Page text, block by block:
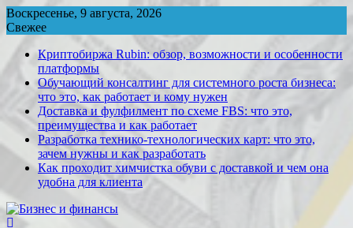
Перейти
к
Воскресенье, 9 августа, 2026
Свежее
Криптобиржа Rubin: обзор, возможности и особенности
платформы
Обучающий консалтинг для системного роста бизнеса:
что это, как работает и кому нужен
Доставка и фулфилмент по схеме FBS: что это,
преимущества и как работает
Разработка технико-технологических карт: что это,
зачем нужны и как разработать
Как проходит химчистка обуви с доставкой и чем она
удобна для клиента